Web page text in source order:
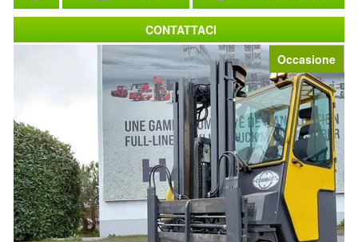
Occasione
CONTATTACI